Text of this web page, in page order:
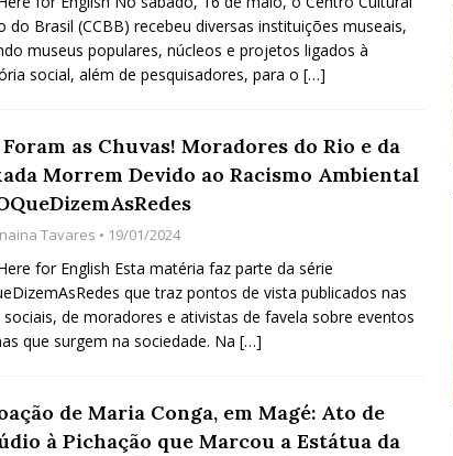
e Inauguração da Feira da Praia do Remanso
COBERTURA DE EVENTOS
Fluminenses, Cronicamente Abandonados,
do Brasil (CCBB) recebeu diversas instituições museais,
museus populares, núcleos e projetos ligados à
social, além de pesquisadores, para o […]
Foram as Chuvas! Moradores do Rio e da
Morrem Devido ao Racismo Ambiental
Tavares • 19/01/2024
for English Esta matéria faz parte da série
que traz pontos de vista publicados nas
sociais, de moradores e ativistas de favela sobre eventos
que surgem na sociedade. Na […]
de Maria Conga, em Magé: Ato de
à Pichação que Marcou a Estátua da